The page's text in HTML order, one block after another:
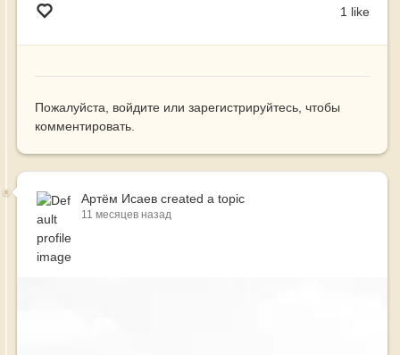
1 like
Пожалуйста, войдите или зарегистрируйтесь, чтобы
комментировать.
Артём Исаев created a topic
11 месяцев назад